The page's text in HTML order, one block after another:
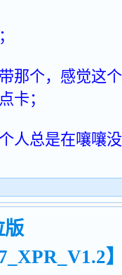
那个，感觉这
卡；
个人总是在嚷
版